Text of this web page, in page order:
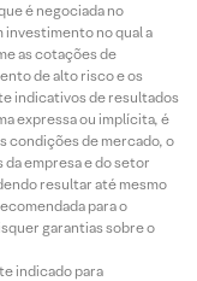
é negociada no
investimento no qual a
as cotações de
de alto risco e os
indicativos de resultados
expressa ou implícita, é
condições de mercado, o
empresa e do setor
resultar até mesmo
para o
garantias sobre o
indicado para